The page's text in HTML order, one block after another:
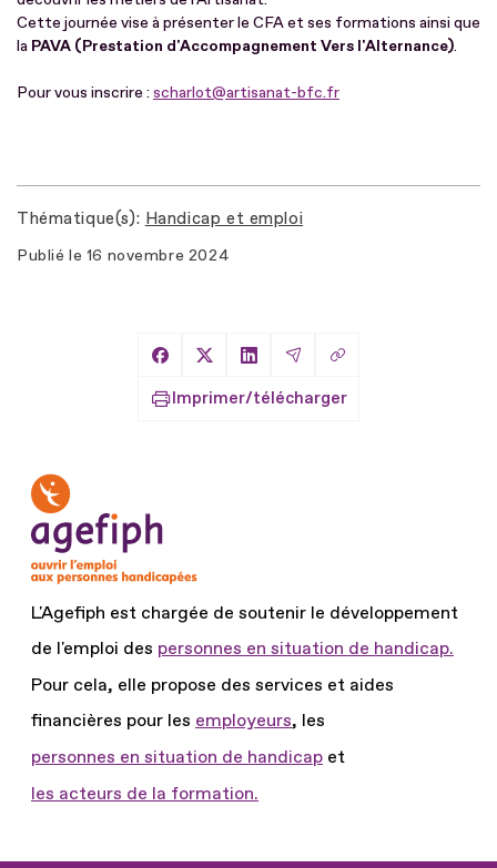
Cette journée vise à présenter le CFA et ses formations ainsi que
la PAVA (Prestation d'Accompagnement Vers l'Alternance).
Pour vous inscrire : scharlot@artisanat-bfc.fr
Thématique(s) Handicap et emploi
Publié le 16 novembre 2024
Partager sur Facebook
Partager sur X
Partager sur LinkedIn
Partager par Email
Copier le lien
Imprimer/télécharger
L'Agefiph est chargée de soutenir le développement
de l'emploi des personnes en situation de handicap.
Pour cela, elle propose des services et aides
financières pour les employeurs, les
personnes en situation de handicap et
les acteurs de la formation.